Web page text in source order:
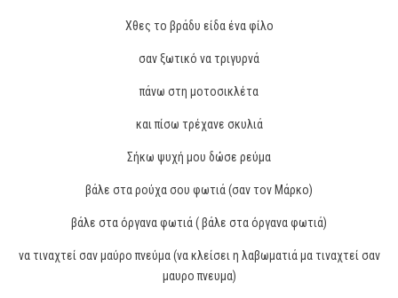
Χθες το βράδυ είδα ένα φίλο
σαν ξωτικό να τριγυρνά
πάνω στη μοτοσικλέτα
και πίσω τρέχανε σκυλιά
Σήκω ψυχή μου δώσε ρεύμα
βάλε στα ρούχα σου φωτιά (σαν τον Μάρκο)
βάλε στα όργανα φωτιά ( βάλε στα όργανα φωτιά)
να τιναχτεί σαν μαύρο πνεύμα (να κλείσει η λαβωματιά μα τιναχτεί σαν
μαυρο πνευμα)